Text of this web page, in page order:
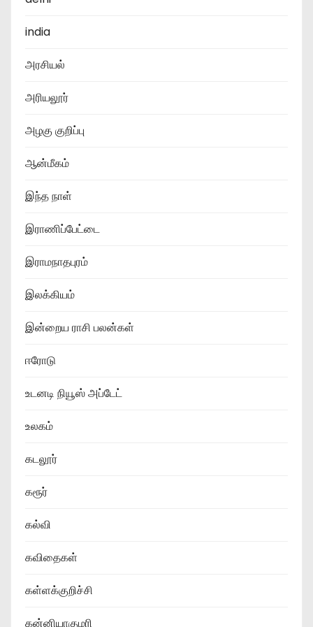
india
அரசியல்
அரியலூர்
அழகு குறிப்பு
ஆன்மீகம்
இந்த நாள்
இராணிப்பேட்டை
இராமநாதபுரம்
இலக்கியம்
இன்றைய ராசி பலன்கள்
ஈரோடு
உடனடி நியூஸ் அப்டேட்
உலகம்
கடலூர்
கரூர்
கல்வி
கவிதைகள்
கள்ளக்குறிச்சி
கன்னியாகுமரி